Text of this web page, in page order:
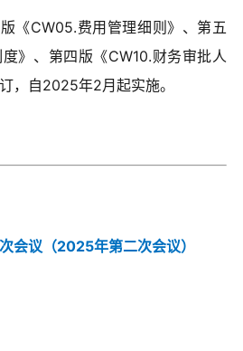
《CW05.费用管理细则》、第五
》、第四版《CW10.财务审批人
，自2025年2月起实施。
会议（2025年第二次会议）